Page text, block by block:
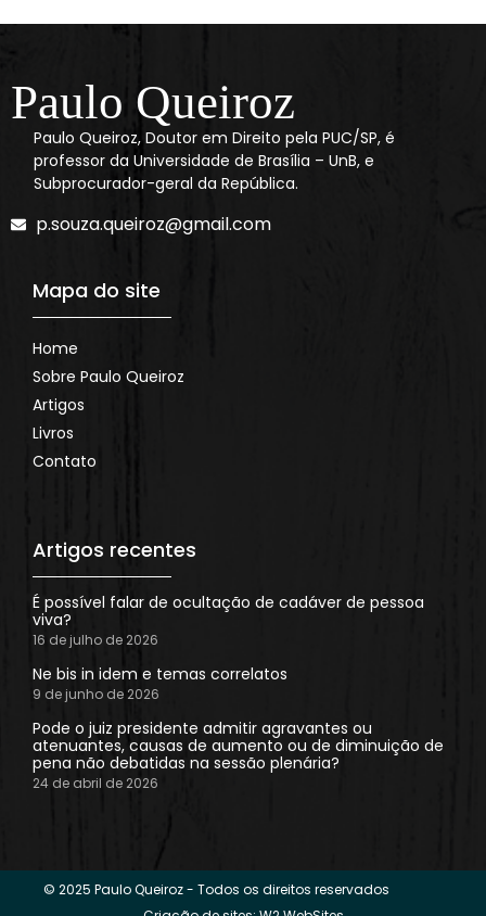
Paulo Queiroz
Paulo Queiroz, Doutor em Direito pela PUC/SP, é
professor da Universidade de Brasília – UnB, e
Subprocurador-geral da República.
p.souza.queiroz@gmail.com
Mapa do site
Home
Sobre Paulo Queiroz
Artigos
Livros
Contato
Artigos recentes
É possível falar de ocultação de cadáver de pessoa
viva?
16 de julho de 2026
Ne bis in idem e temas correlatos
9 de junho de 2026
Pode o juiz presidente admitir agravantes ou
atenuantes, causas de aumento ou de diminuição de
pena não debatidas na sessão plenária?
24 de abril de 2026
© 2025 Paulo Queiroz - Todos os direitos reservados